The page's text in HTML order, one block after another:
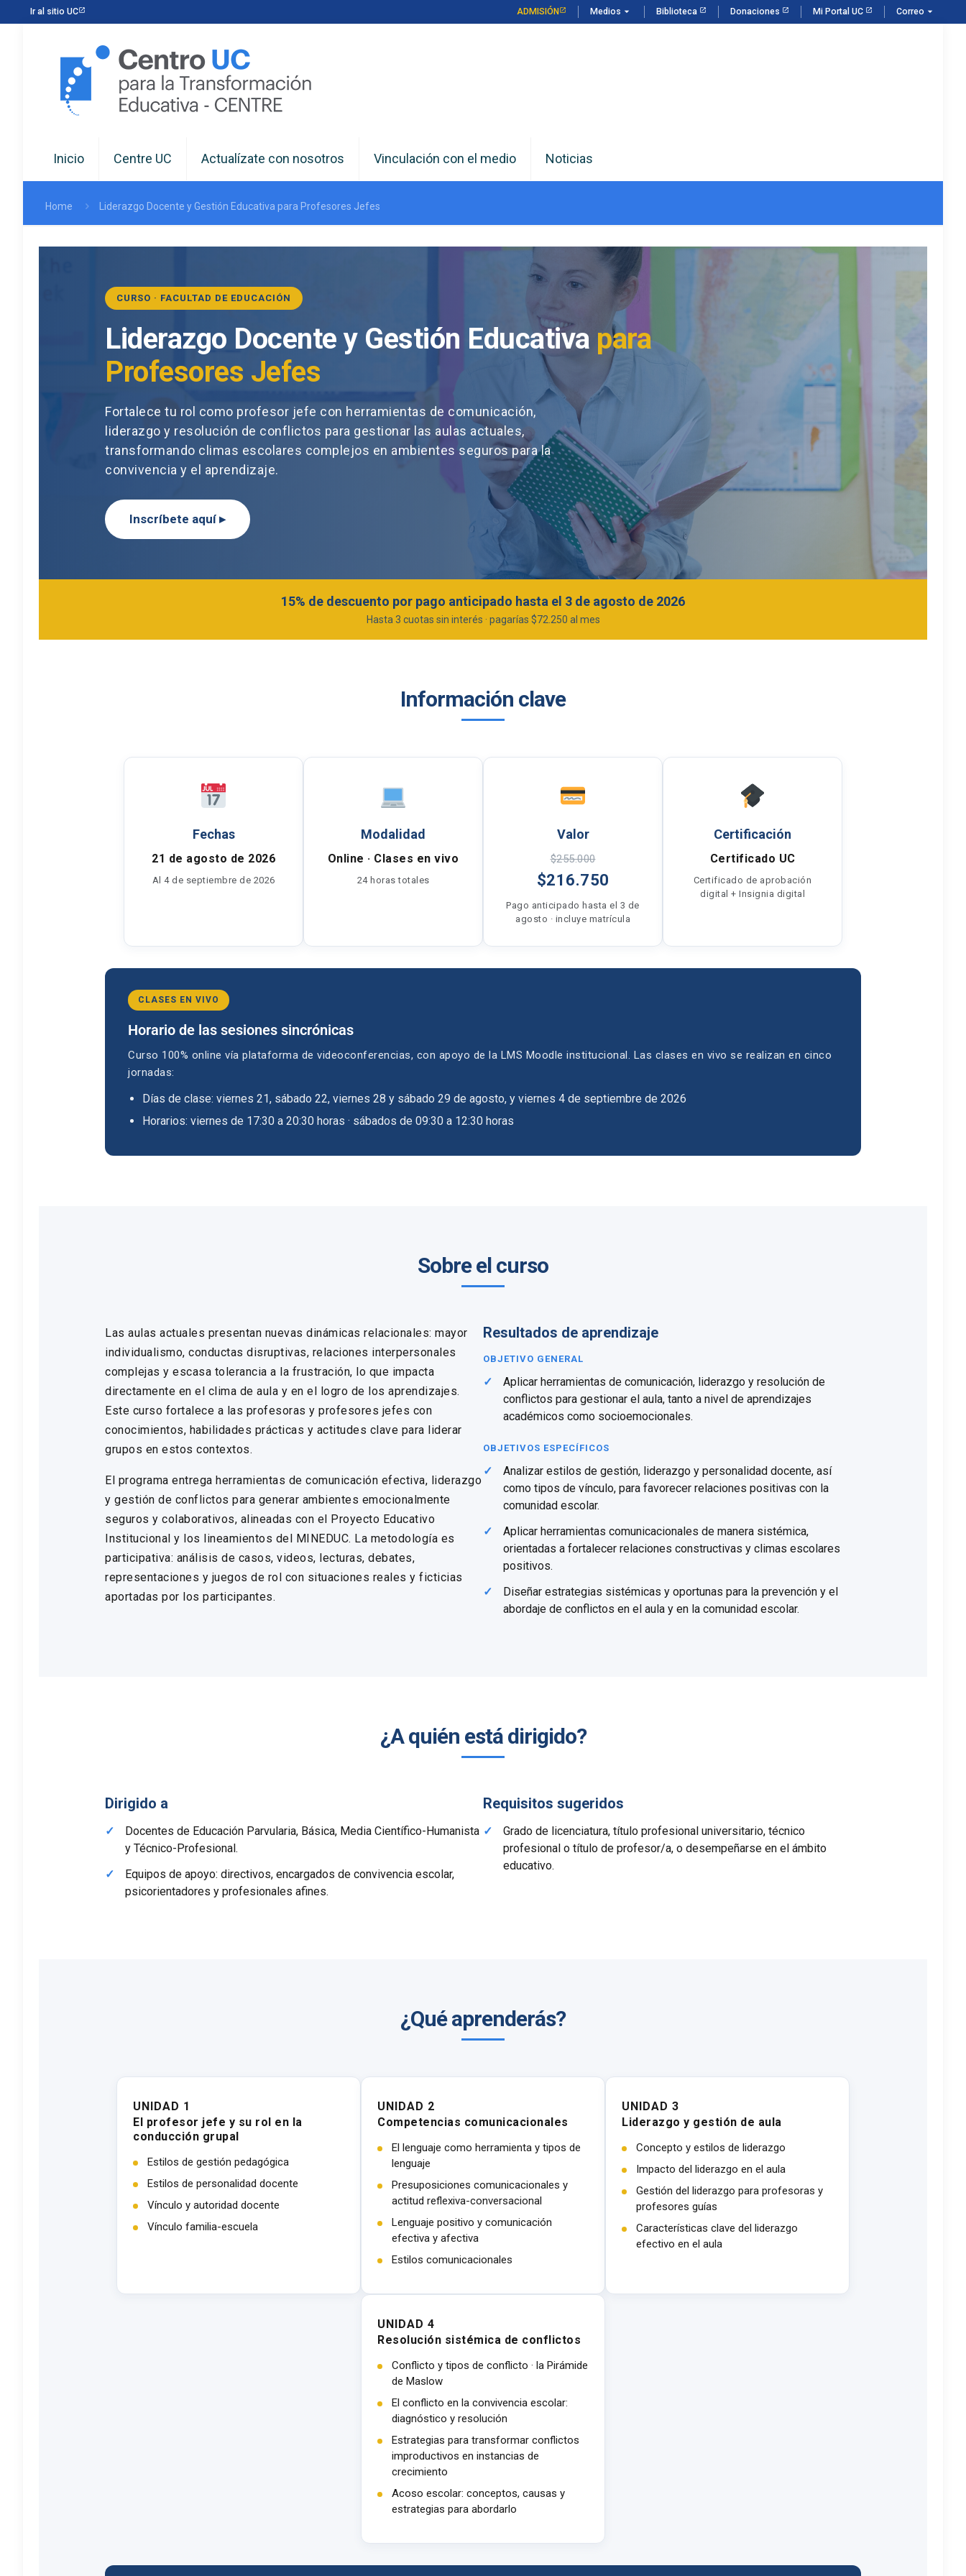
Ir al sitio UC ADMISIÓN Medios arrow_drop_down Biblioteca Donaciones Mi Portal UC Correo arrow_drop_down
Inicio Centre UC Actualízate con nosotros Vinculación con el medio Noticias
Home Liderazgo Docente y Gestión Educativa para Profesores Jefes
CURSO · FACULTAD DE EDUCACIÓN
Liderazgo Docente y Gestión Educativa para
Profesores Jefes
Fortalece tu rol como profesor jefe con herramientas de comunicación,
liderazgo y resolución de conflictos para gestionar las aulas actuales,
transformando climas escolares complejos en ambientes seguros para la
convivencia y el aprendizaje.
Inscríbete aquí ▸
15% de descuento por pago anticipado hasta el 3 de agosto de 2026
Hasta 3 cuotas sin interés · pagarías $72.250 al mes
Información clave
Fechas
21 de agosto de 2026
Al 4 de septiembre de 2026
Modalidad
Online · Clases en vivo
24 horas totales
Valor
$255.000
$216.750
Pago anticipado hasta el 3 de
agosto · incluye matrícula
Certificación
Certificado UC
Certificado de aprobación
digital + Insignia digital
CLASES EN VIVO
Horario de las sesiones sincrónicas
Curso 100% online vía plataforma de videoconferencias, con apoyo de la LMS Moodle institucional. Las clases en vivo se realizan en cinco
jornadas:
Días de clase: viernes 21, sábado 22, viernes 28 y sábado 29 de agosto, y viernes 4 de septiembre de 2026
Horarios: viernes de 17:30 a 20:30 horas · sábados de 09:30 a 12:30 horas
Sobre el curso
Las aulas actuales presentan nuevas dinámicas relacionales: mayor
individualismo, conductas disruptivas, relaciones interpersonales
complejas y escasa tolerancia a la frustración, lo que impacta
directamente en el clima de aula y en el logro de los aprendizajes.
Este curso fortalece a las profesoras y profesores jefes con
conocimientos, habilidades prácticas y actitudes clave para liderar
grupos en estos contextos.
El programa entrega herramientas de comunicación efectiva, liderazgo
y gestión de conflictos para generar ambientes emocionalmente
seguros y colaborativos, alineadas con el Proyecto Educativo
Institucional y los lineamientos del MINEDUC. La metodología es
participativa: análisis de casos, videos, lecturas, debates,
representaciones y juegos de rol con situaciones reales y ficticias
aportadas por los participantes.
Resultados de aprendizaje
OBJETIVO GENERAL
Aplicar herramientas de comunicación, liderazgo y resolución de
conflictos para gestionar el aula, tanto a nivel de aprendizajes
académicos como socioemocionales.
OBJETIVOS ESPECÍFICOS
Analizar estilos de gestión, liderazgo y personalidad docente, así
como tipos de vínculo, para favorecer relaciones positivas con la
comunidad escolar.
Aplicar herramientas comunicacionales de manera sistémica,
orientadas a fortalecer relaciones constructivas y climas escolares
positivos.
Diseñar estrategias sistémicas y oportunas para la prevención y el
abordaje de conflictos en el aula y en la comunidad escolar.
¿A quién está dirigido?
Dirigido a
Docentes de Educación Parvularia, Básica, Media Científico-Humanista
y Técnico-Profesional.
Equipos de apoyo: directivos, encargados de convivencia escolar,
psicorientadores y profesionales afines.
Requisitos sugeridos
Grado de licenciatura, título profesional universitario, técnico
profesional o título de profesor/a, o desempeñarse en el ámbito
educativo.
¿Qué aprenderás?
UNIDAD 1
El profesor jefe y su rol en la
conducción grupal
Estilos de gestión pedagógica
Estilos de personalidad docente
Vínculo y autoridad docente
Vínculo familia-escuela
UNIDAD 2
Competencias comunicacionales
El lenguaje como herramienta y tipos de
lenguaje
Presuposiciones comunicacionales y
actitud reflexiva-conversacional
Lenguaje positivo y comunicación
efectiva y afectiva
Estilos comunicacionales
UNIDAD 3
Liderazgo y gestión de aula
Concepto y estilos de liderazgo
Impacto del liderazgo en el aula
Gestión del liderazgo para profesoras y
profesores guías
Características clave del liderazgo
efectivo en el aula
UNIDAD 4
Resolución sistémica de conflictos
Conflicto y tipos de conflicto · la Pirámide
de Maslow
El conflicto en la convivencia escolar:
diagnóstico y resolución
Estrategias para transformar conflictos
improductivos en instancias de
crecimiento
Acoso escolar: conceptos, causas y
estrategias para abordarlo